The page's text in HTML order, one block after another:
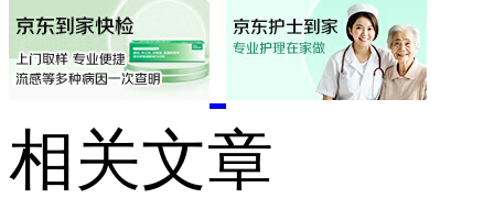
相关文章